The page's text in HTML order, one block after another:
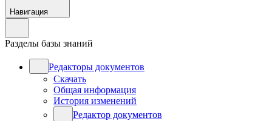
Навигация
Разделы базы знаний
Редакторы документов
Скачать
Общая информация
История изменений
Редактор документов